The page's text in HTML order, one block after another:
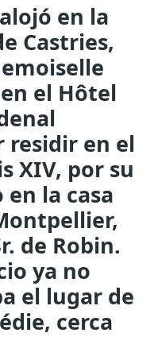
en la
Castries,
el Hôtel
residir en el
XIV, por su
la casa
de Robin.
ya no
el lugar de
cerca